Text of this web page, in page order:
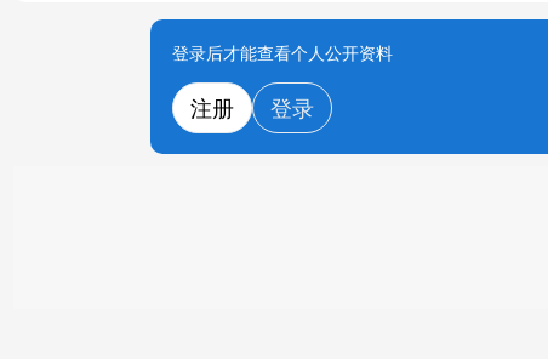
登录后才能查看个人公开资料
注册 登录